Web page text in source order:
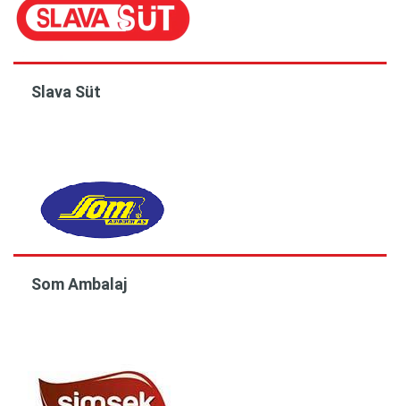
Slava Süt
Som Ambalaj